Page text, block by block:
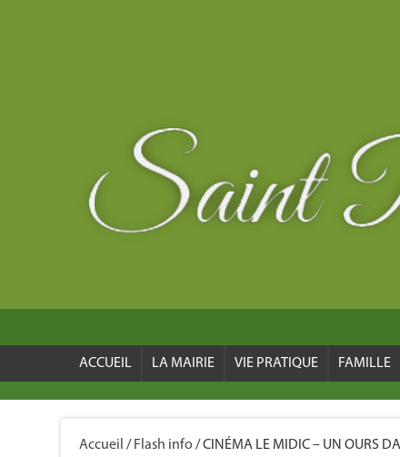
ACCUEIL LA MAIRIE VIE PRATIQUE FAMILLE
Accueil / Flash info /CINÉMA LE MIDIC – UN OURS